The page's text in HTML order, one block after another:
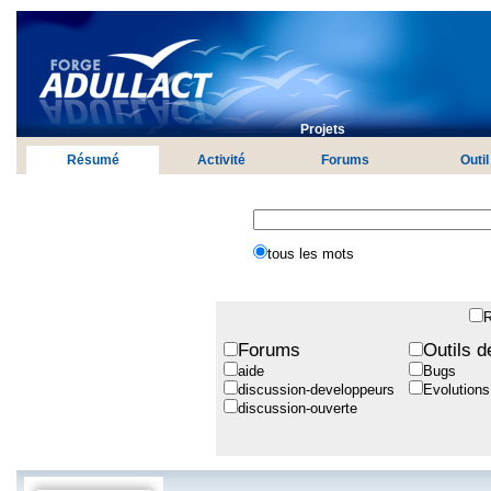
Projets
Résumé Activité Forums
tous les mots
Forums
aide
discussion-developpeurs
discussion-ouverte
Outils
Bugs
Evolutions